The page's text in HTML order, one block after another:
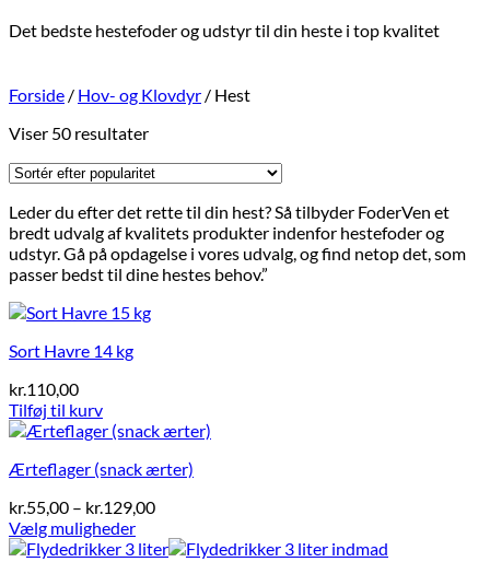
Det bedste hestefoder og udstyr til din heste i top kvalitet
Forside / Hov- og Klovdyr / Hest
Viser 50 resultaterSorteret
popularitet
Leder du efter det rette til din hest? Så tilbyder FoderVen et
bredt udvalg af kvalitets produkter indenfor hestefoder og
udstyr. Gå på opdagelse i vores udvalg, og find netop det, som
passer bedst til dine hestes behov.”
Sort Havre 14 kg
kr.110,00
Tilføj til kurv
Ærteflager (snack ærter)
kr.55,00 – kr.129,00Prisinterval:
til
Vælg muligheder
Dette